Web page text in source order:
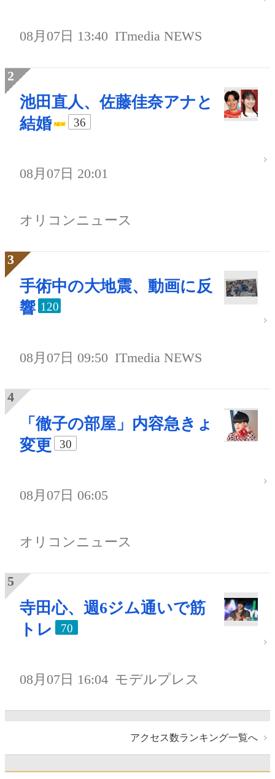
08月07日 13:40 ITmedia NEWS
池田直人、佐藤佳奈アナと
結婚
36
08月07日 20:01
オリコンニュース
手術中の大地震、動画に反
響 120
08月07日 09:50 ITmedia NEWS
「徹子の部屋」内容急きょ
変更
30
08月07日 06:05
オリコンニュース
寺田心、週6ジム通いで筋
トレ
70
08月07日 16:04 モデルプレス
アクセス数ランキング一覧へ